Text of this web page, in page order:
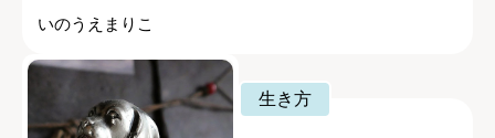
いのうえまりこ
生き方